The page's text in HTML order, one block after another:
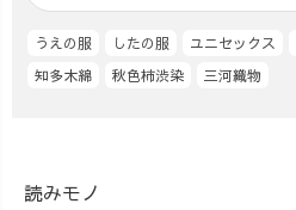
うえの服 したの服 ユニセックス
知多木綿
秋色柿渋染 三河織物
読みモノ